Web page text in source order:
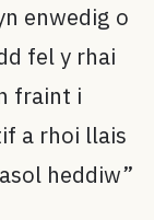
enwedig o
fel y rhai
fraint i
a rhoi llais
heddiw”